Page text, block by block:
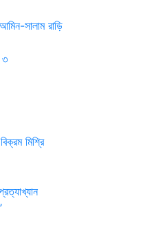
সালাম রাড়ি
৩
মিশ্রি